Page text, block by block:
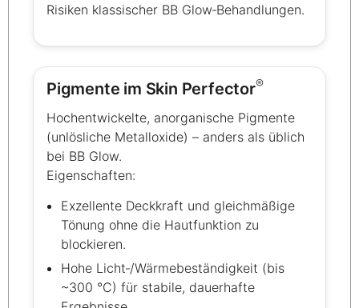
Risiken klassischer BB Glow‑Behandlungen.
Pigmente im Skin Perfector®
Hochentwickelte, anorganische Pigmente
(unlösliche Metalloxide) – anders als üblich
bei BB Glow.
Eigenschaften:
Exzellente Deckkraft und gleichmäßige
Tönung ohne die Hautfunktion zu
blockieren.
Hohe Licht‑/Wärmebeständigkeit (bis
~300 °C) für stabile, dauerhafte